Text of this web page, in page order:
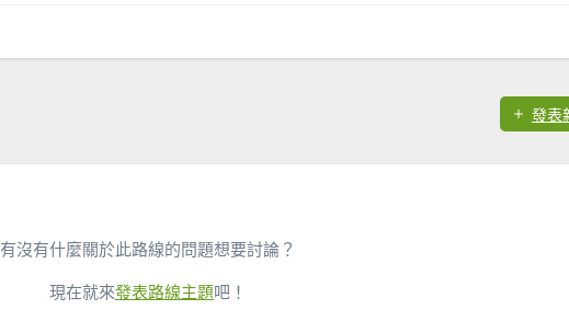
發表
有沒有什麼關於此路線的問題想要討論？
現在就來發表路線主題吧！